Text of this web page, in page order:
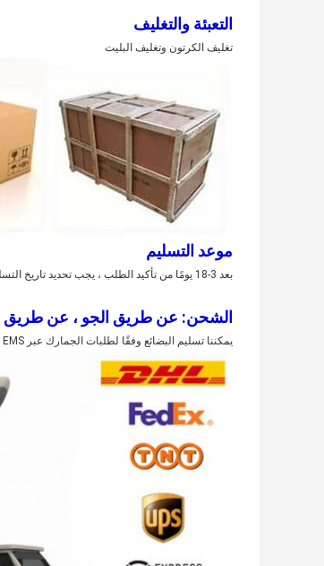
التعبئة والتغليف
تغليف الكرتون وتغليف البليت
موعد التسليم
بعد 3-18 يومًا من تأكيد الطلب ، يجب تحديد تاريخ التسليم التفصيلي وفقًا لموسم الإنتاج وكمية الطلب.
الشحن: عن طريق الجو ، عن طريق
يمكننا تسليم البضائع وفقًا لطلبات الجمارك عبر DHL ، Fedex ، UPS ، TNT ، EMS ، إلخ